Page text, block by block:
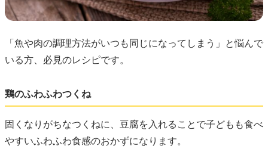
「魚や肉の調理方法がいつも同じになってしまう」と悩んで
いる方、必見のレシピです。
鶏のふわふわつくね
固くなりがちなつくねに、豆腐を入れることで子どもも食べ
やすいふわふわ食感のおかずになります。